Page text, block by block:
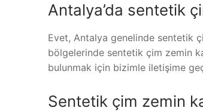
Antalya’da sentetik
Evet, Antalya genelinde sentetik
bölgelerinde sentetik çim zemin
bulunmak için bizimle iletişime
Sentetik çim zemin